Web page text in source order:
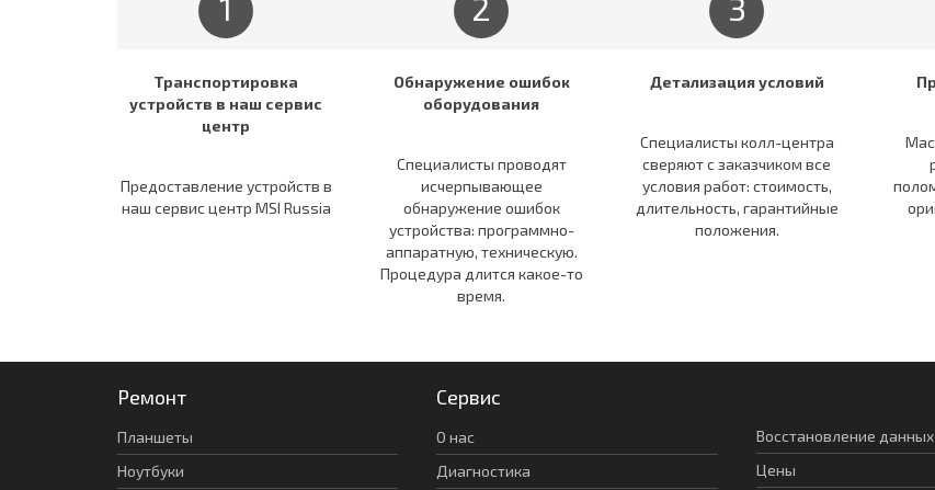
Транспортировка
устройств в наш сервис
центр
Предоставление устройств в
наш сервис центр MSI Russia
Обнаружение ошибок
оборудования
Специалисты проводят
исчерпывающее
обнаружение ошибок
устройства: программно-
аппаратную, техническую.
Процедура длится какое-то
время.
Детализация условий
Специалисты колл-центра
сверяют c заказчиком все
условия работ: стоимость,
длительность, гарантийные
положения.
Ремонт
Планшеты
Ноутбуки
Сервис
О нас
Диагностика
Восстановление данных
Цены